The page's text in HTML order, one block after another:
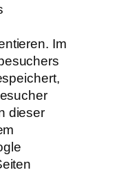
Im
dieser